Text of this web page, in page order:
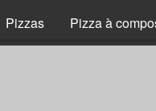
Pizzas Pizza à